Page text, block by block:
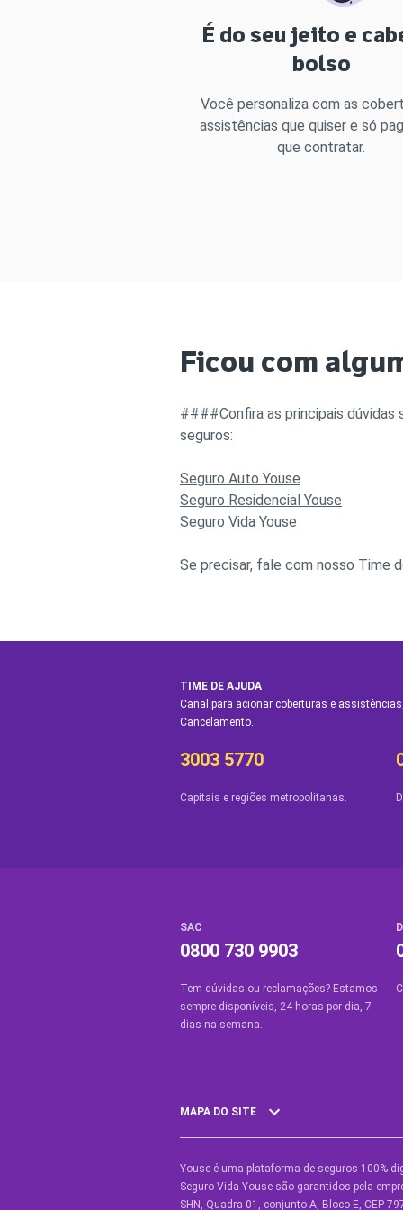
É do seu jeito e
bolso
Você personaliza com as
assistências que quiser e só
que contratar.
Ficou com
####Confira as principais dúvidas
seguros:
Seguro Auto Youse
Seguro Residencial Youse
Seguro Vida Youse
Se precisar, fale com nosso Time
TIME DE AJUDA
Canal para acionar coberturas e
Cancelamento.
3003 5770
Capitais e regiões metropolitanas.
SAC
0800 730 9903
Tem dúvidas ou reclamações? Estamos
sempre disponíveis, 24 horas por dia, 7
dias na semana.
MAPA DO SITE
SEGUROS
Seguro Auto
Youse é uma plataforma de seguros 100%
Seguro Vida Youse são garantidos pela
SHN, Quadra 01, conjunto A, Bloco E, CEP